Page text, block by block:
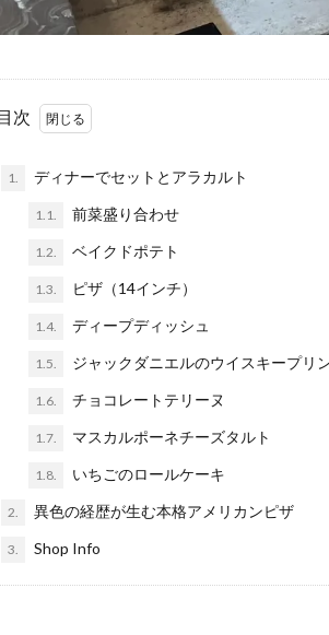
次
1. ディナーでセットとアラカルト
1.1. 前菜盛り合わせ
1.2. ベイクドポテト
1.3. ピザ（14インチ）
1.4. ディープディッシュ
1.5. ジャックダニエルのウイスキープリ
1.6. チョコレートテリーヌ
1.7. マスカルポーネチーズタルト
1.8. いちごのロールケーキ
2. 異色の経歴が生む本格アメリカンピザ
3. Shop Info